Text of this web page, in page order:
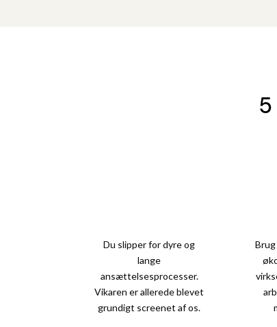
Du slipper for dyre og
lange
ansættelsesprocesser.
Vikaren er allerede blevet
grundigt screenet af os.